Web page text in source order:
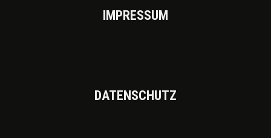
IMPRES­SUM
DATEN­SCHUTZ